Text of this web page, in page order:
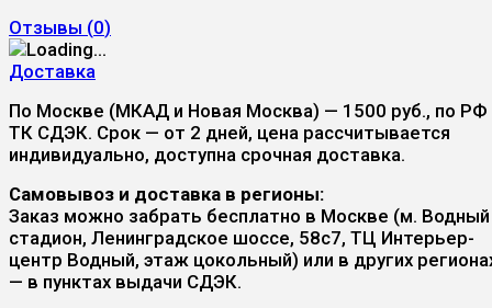
Отзывы (0)
Доставка
По Москве (МКАД и Новая Москва) — 1500 руб., по
ТК СДЭК. Срок — от 2 дней, цена рассчитывается
индивидуально, доступна срочная доставка.
Самовывоз и доставка в регионы:
Заказ можно забрать бесплатно в Москве (м. Водный
стадион, Ленинградское шоссе, 58с7, ТЦ Интерьер-
центр Водный, этаж цокольный) или в других
— в пунктах выдачи СДЭК.